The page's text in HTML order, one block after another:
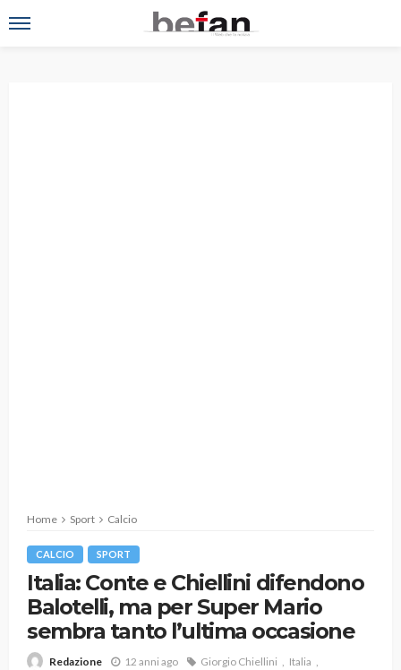
Home Sport Calcio
CALCIO SPORT
Italia: Conte e Chiellini difendono
Balotelli, ma per Super Mario
sembra tanto l’ultima occasione
Redazione 12 anni ago Giorgio Chiellini
Italia